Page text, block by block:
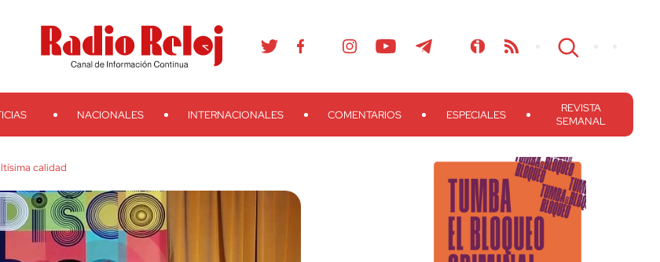
TelegramTeveo Ivoox RSS Search
NACIONALES INTERNACIONALES COMENTARIOS ESPECIALES
REVISTA
SEMANAL
calidad